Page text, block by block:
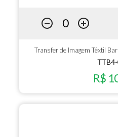
Transfer de Imagem Têxtil
R$